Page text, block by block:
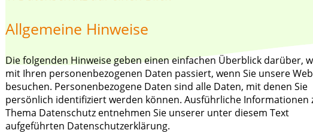
Allgemeine Hinweise
Die folgenden Hinweise geben einen einfachen Überblick darüber,
mit Ihren personenbezogenen Daten passiert, wenn Sie unsere
besuchen. Personenbezogene Daten sind alle Daten, mit denen Sie
persönlich identifiziert werden können. Ausführliche Informationen
Thema Datenschutz entnehmen Sie unserer unter diesem Text
aufgeführten Datenschutzerklärung.